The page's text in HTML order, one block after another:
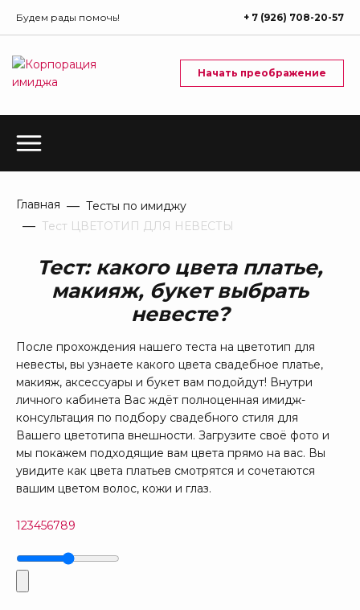
Будем рады помочь! + 7 (926) 708-20-57
Начать преображение
Главная
Тесты по имиджу
Тест ЦВЕТОТИП ДЛЯ НЕВЕСТЫ
Тест: какого цвета платье,
макияж, букет выбрать
невесте?
После прохождения нашего теста на цветотип для
невесты, вы узнаете какого цвета свадебное платье,
макияж, аксессуары и букет вам подойдут! Внутри
личного кабинета Вас ждёт полноценная имидж-
консультация по подбору свадебного стиля для
Вашего цветотипа внешности. Загрузите своё фото и
мы покажем подходящие вам цвета прямо на вас. Вы
увидите как цвета платьев смотрятся и сочетаются
вашим цветом волос, кожи и глаз.
123456789